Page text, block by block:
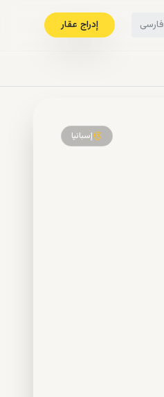
فارسی إدراج عقار
إسبانيا